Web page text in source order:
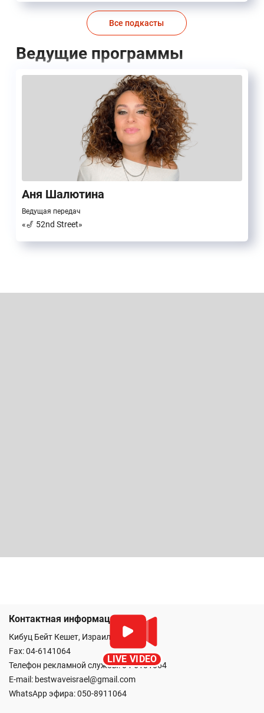
Все подкасты
Ведущие программы
Аня Шалютина
Ведущая передач
«🎷 52nd Street»
LIVE VIDEO
Контактная информация
Кибуц Бейт Кешет, Израиль
Fax: 04-6141064
Телефон рекламной службы: 04-6101064
E-mail: bestwaveisrael@gmail.com
WhatsApp эфира:050-8911064